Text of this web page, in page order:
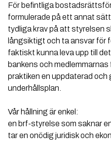
För befintliga
formulerade på ett annat
tydliga krav på att styrelsen
långsiktigt och ta ansvar för
faktiskt kunna leva upp till
bankens och
praktiken en uppdaterad och
underhållsplan.
Vår hållning är enkel:
en brf-styrelse som saknar
tar en onödig juridisk och